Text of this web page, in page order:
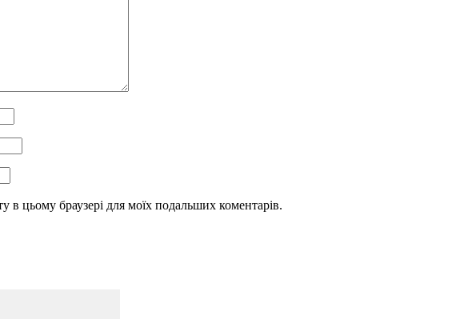
в цьому браузері для моїх подальших коментарів.